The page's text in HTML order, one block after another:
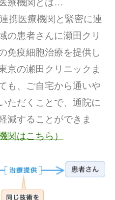
療機関とは…
携医療機関と緊密に連
の患者さんに瀬田クリ
免疫細胞治療を提供し
京の瀬田クリニックま
も、ご自宅から通いや
ただくことで、通院に
減することができま
関はこちら）